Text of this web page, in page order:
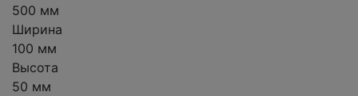
500 мм
Ширина
100 мм
Высота
50 мм